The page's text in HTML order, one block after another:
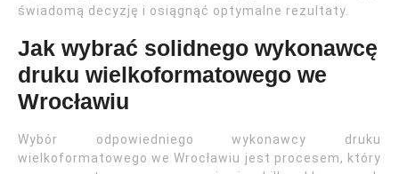
świadomą decyzję i osiągnąć optymalne rezultaty.
Jak wybrać solidnego wykonawcę
druku wielkoformatowego we
Wrocławiu
Wybór odpowiedniego wykonawcy druku
wielkoformatowego we Wrocławiu jest procesem, który